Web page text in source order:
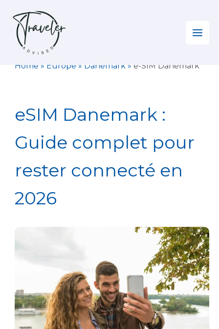
contenu
Home » Europe » Danemark» e-SIM Danemark
eSIM Danemark :
Guide complet pour
rester connecté en
2026